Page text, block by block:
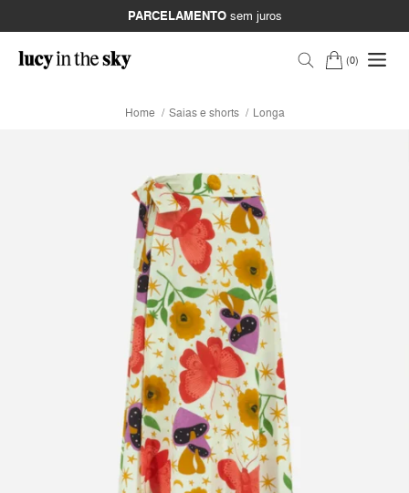
PARCELAMENTOsem juros
0
Home Saias e shorts Longa